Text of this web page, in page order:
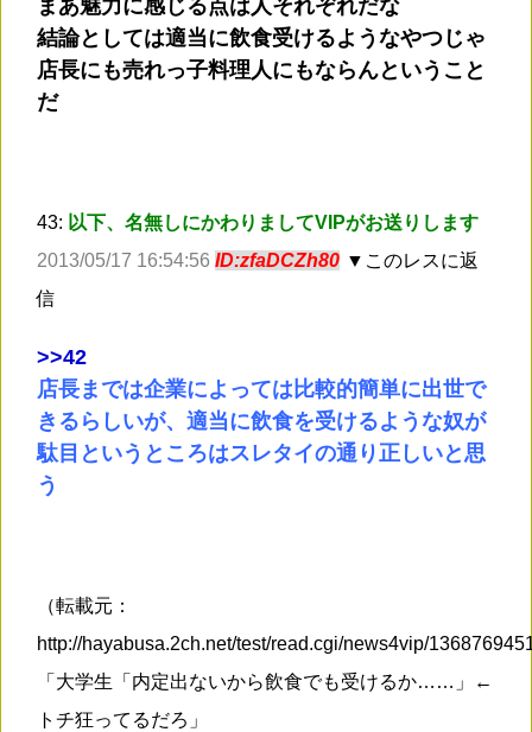
まあ魅力に感じる点は人それぞれだな
結論としては適当に飲食受けるようなやつじゃ
店長にも売れっ子料理人にもならんということ
だ
43: 以下、名無しにかわりましてVIPがお送りします
2013/05/17 16:54:56 ID:zfaDCZh80 ▼このレスに返
信
>>42
店長までは企業によっては比較的簡単に出世で
きるらしいが、適当に飲食を受けるような奴が
駄目というところはスレタイの通り正しいと思
う
（転載元：
http://hayabusa.2ch.net/test/read.cgi/news4vip/
「大学生「内定出ないから飲食でも受けるか……」←
トチ狂ってるだろ」